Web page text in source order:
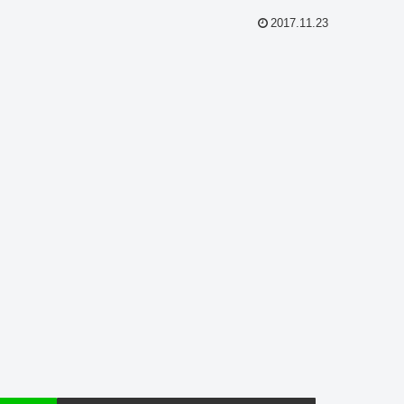
2017.11.23